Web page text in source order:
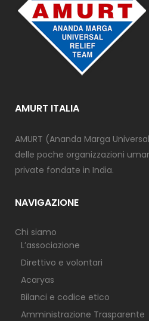
AMURT ITALIA
AMURT (Ananda Marga
delle poche organizzazioni
private fondate in India.
NAVIGAZIONE
Chi siamo
L’associazione
Direttivo e volontari
Acaryas
Bilanci e codice etico
Amministrazione Trasparente